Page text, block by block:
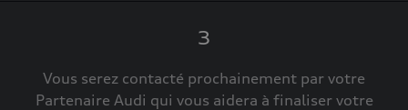
3
Vous serez contacté prochainement par votre
Partenaire Audi qui vous aidera à finaliser votre